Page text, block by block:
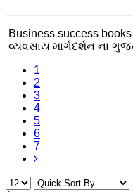
Business success
વ્યવસાય માર્ગદર્શન ના
1
2
3
4
5
6
7